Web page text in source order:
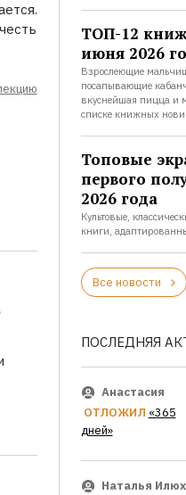
ТОП-12
июня 2026
Взрослеющие
посапывающие
вкуснейшая пицца и
списке книжных
Топовые
первого
2026 года
Культовые,
книги,
Все новости
ПОСЛЕДНЯЯ
Анастасия
ОТЛОЖИЛ «365
дней»
Наталья